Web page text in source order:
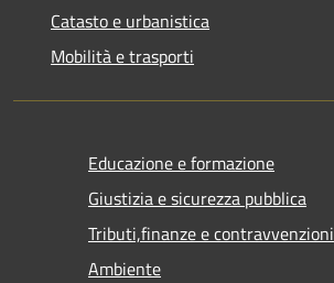
Catasto e urbanistica
Mobilità e trasporti
Educazione e formazione
Giustizia e sicurezza pubblica
Tributi,finanze e contravvenzioni
Ambiente